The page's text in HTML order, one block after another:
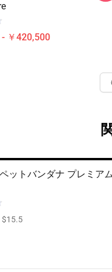
- ￥420,500
ットバンダナ プレミア
$15.5